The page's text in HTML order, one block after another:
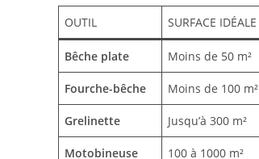
OUTIL SURFACE IDÉALE
Bêche plate Moins de 50 m²
Fourche-bêche Moins de 100 m²
Grelinette Jusqu’à 300 m²
Motobineuse 100 à 1000 m²